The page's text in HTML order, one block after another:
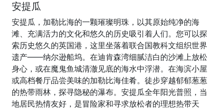
安提瓜
安提瓜，加勒比海的一颗璀璨明珠，以其原始纯净的海
滩、充满活力的文化和悠久的历史吸引着人们。您可以探
索历史悠久的英国港，这里坐落着联合国教科文组织世界
遗产——纳尔逊船坞。在迪肯森湾细腻洁白的沙滩上放松
身心，或在魔鬼鱼城清澈见底的海水中浮潜。在海滨小屋
或高档餐厅品尝美味的加勒比海佳肴。徒步穿越郁郁葱葱
的热带雨林，探寻隐秘的瀑布。安提瓜全年阳光普照，当
地居民热情友好，是冒险家和寻求放松者的理想热带天